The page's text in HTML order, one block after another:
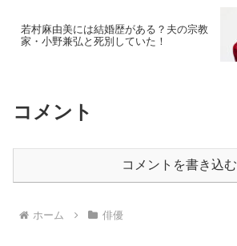
若村麻由美には結婚歴がある？夫の宗教
家・小野兼弘と死別していた！
コメント
コメントを書き込む
ホーム 俳優